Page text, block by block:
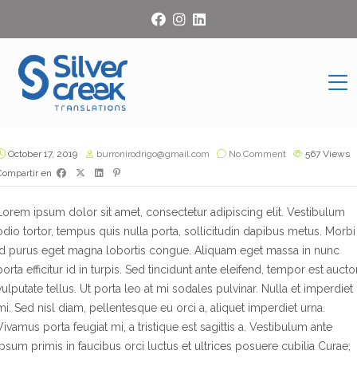
October 17, 2019 burronirodrigo@gmail.com No Comment 567 Views
en
ipsum dolor sit amet, consectetur adipiscing elit. Vestibulum
tortor, tempus quis nulla porta, sollicitudin dapibus metus. Morbi
purus eget magna lobortis congue. Aliquam eget massa in nunc
efficitur id in turpis. Sed tincidunt ante eleifend, tempor est
tellus. Ut porta leo at mi sodales pulvinar. Nulla et imperdiet
Sed nisl diam, pellentesque eu orci a, aliquet imperdiet urna.
porta feugiat mi, a tristique est sagittis a. Vestibulum ante
primis in faucibus orci luctus et ultrices posuere cubilia Curae;